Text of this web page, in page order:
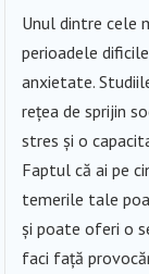
Unul dintre cele
perioadele
anxietate.
rețea de sprijin
stres și o
Faptul că ai pe
temerile tale
și poate oferi o
faci față